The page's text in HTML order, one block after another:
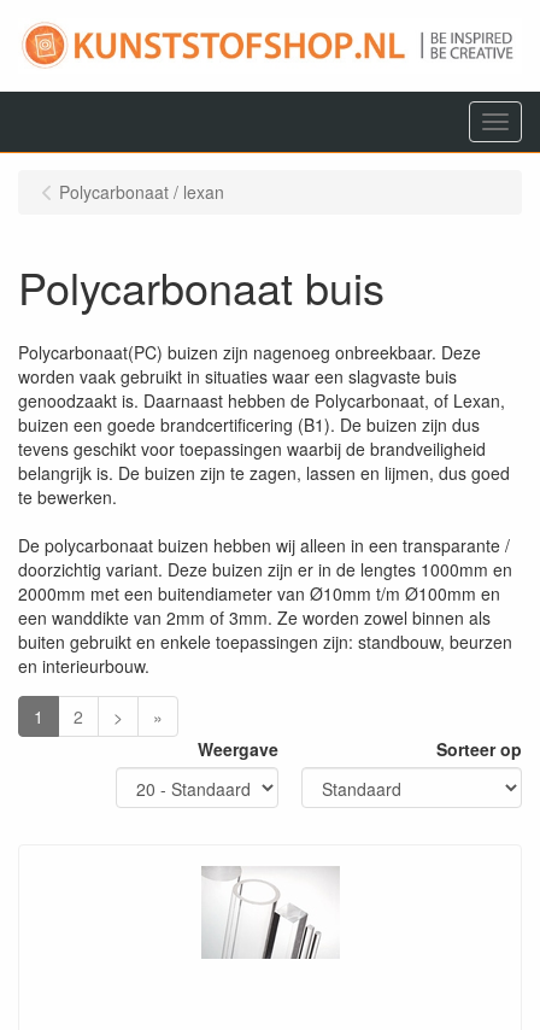
Menu
Polycarbonaat / lexan
Polycarbonaat buis
Polycarbonaat(PC) buizen zijn nagenoeg onbreekbaar. Deze
worden vaak gebruikt in situaties waar een slagvaste buis
genoodzaakt is. Daarnaast hebben de Polycarbonaat, of Lexan,
buizen een goede brandcertificering (B1). De buizen zijn dus
tevens geschikt voor toepassingen waarbij de brandveiligheid
belangrijk is. De buizen zijn te zagen, lassen en lijmen, dus goed
te bewerken.
De polycarbonaat buizen hebben wij alleen in een transparante /
doorzichtig variant. Deze buizen zijn er in de lengtes 1000mm en
2000mm met een buitendiameter van Ø10mm t/m Ø100mm en
een wanddikte van 2mm of 3mm. Ze worden zowel binnen als
buiten gebruikt en enkele toepassingen zijn: standbouw, beurzen
en interieurbouw.
1 2 >
»
Weergave
Sorteer op